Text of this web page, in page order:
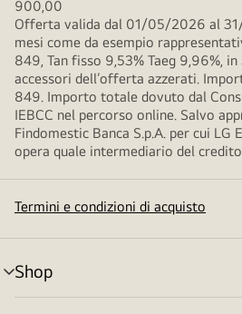
900,00
Offerta valida dal 01/05/2026 al
mesi come da esempio
849, Tan fisso 9,53% Taeg 9,96%,
accessori dell’offerta azzerati.
849. Importo totale dovuto dal
IEBCC nel percorso online. Salvo
Findomestic Banca S.p.A. per cui LG
opera quale intermediario del
Termini e condizioni di acquisto
Shop
Attivazione
menu